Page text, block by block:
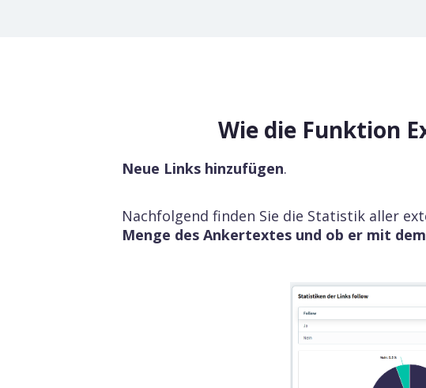
Wie die Funktion
Neue Links hinzufügen.
Nachfolgend finden Sie die Statistik aller
Menge des Ankertextes und ob er mit